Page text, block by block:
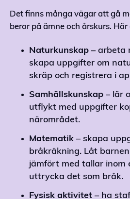
Det finns många vägar att gå
beror på ämne och årskurs.
Naturkunskap – arbeta
skapa uppgifter om
skräp och registrera i
Samhällskunskap – lär
utflykt med uppgifter
närområdet.
Matematik – skapa
bråkräkning. Låt
jämfört med tallar inom
uttrycka det som bråk.
Fysisk aktivitet – ha